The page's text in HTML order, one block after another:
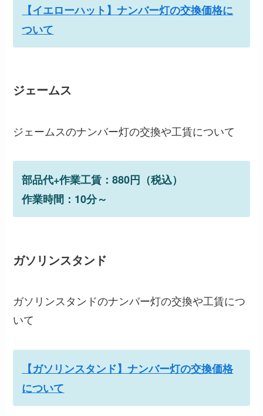
【イエローハット】ナンバー灯の交換価格に
ついて
ジェームス
ジェームスのナンバー灯の交換や工賃について
部品代+作業工賃：880円（税込）
作業時間：10分～
ガソリンスタンド
ガソリンスタンドのナンバー灯の交換や工賃につ
いて
【ガソリンスタンド】ナンバー灯の交換価格
について